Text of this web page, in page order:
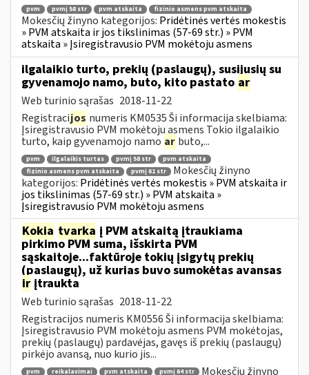
pvm pvmį 58 str pvm atskaita fizinio asmens pvm atskaita
Mokesčių žinyno kategorijos: Pridėtinės vertės mokestis
» PVM atskaita ir jos tikslinimas (57-69 str.) » PVM
atskaita » Įsiregistravusio PVM mokėtoju asmens
ilgalaikio turto, prekių (paslaugų), susijusių su
gyvenamojo namo, buto, kito pastato ar
Web turinio sąrašas 2018-11-22
Registracijos numeris KM0535 Ši informacija skelbiama:
Įsiregistravusio PVM mokėtoju asmens Tokio ilgalaikio
turto, kaip gyvenamojo namo ar buto,...
pvm ilgalaikis turtas pvmį 58 str
pvm atskaita
fizinio asmens pvm atskaita
pvmį 61 str
Mokesčių žinyno
kategorijos: Pridėtinės vertės mokestis » PVM atskaita ir
jos tikslinimas (57-69 str.) » PVM atskaita »
Įsiregistravusio PVM mokėtoju asmens
Kokia tvarka į PVM atskaitą įtraukiama
pirkimo PVM suma, išskirta PVM
sąskaitoje...faktūroje tokių įsigytų prekių
(paslaugų), už kurias buvo sumokėtas avansas
ir įtraukta
Web turinio sąrašas 2018-11-22
Registracijos numeris KM0556 Ši informacija skelbiama:
Įsiregistravusio PVM mokėtoju asmens PVM mokėtojas,
prekių (paslaugų) pardavėjas, gavęs iš prekių (paslaugų)
pirkėjo avansą, nuo kurio jis...
pvm reikalavimai pvm atskaita pvmį 64 str Mokesčių žinyno